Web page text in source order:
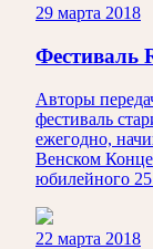
29 марта 2018
Фестиваль
Авторы
фестиваль
ежегодно,
Венском
юбилейного 25
22 марта 2018